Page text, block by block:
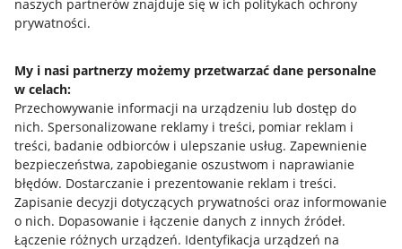
naszych partnerów znajduje się w ich politykach ochrony
prywatności.
My i nasi partnerzy możemy przetwarzać dane personalne
w celach:
Przechowywanie informacji na urządzeniu lub dostęp do
nich. Spersonalizowane reklamy i treści, pomiar reklam i
treści, badanie odbiorców i ulepszanie usług. Zapewnienie
bezpieczeństwa, zapobieganie oszustwom i naprawianie
błędów. Dostarczanie i prezentowanie reklam i treści.
Zapisanie decyzji dotyczących prywatności oraz informowanie
o nich. Dopasowanie i łączenie danych z innych źródeł.
Łączenie różnych urządzeń. Identyfikacja urządzeń na
Jak to działa
Allegro Gadane dla sprzedających
Allegro Gadane dla kupujących
Mapa miejscowości
Informacje prawne
Regulamin